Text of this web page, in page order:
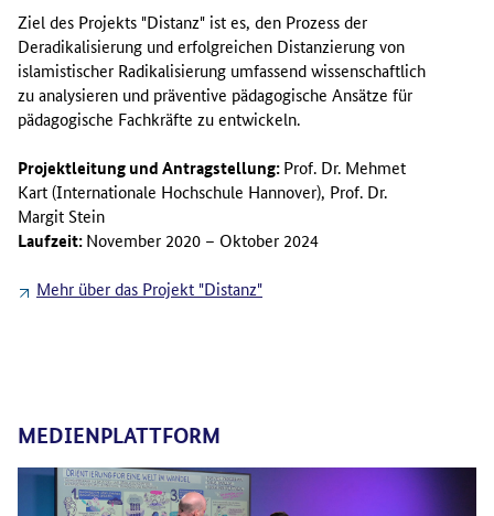
Ziel des Projekts "Distanz" ist es, den Prozess der
Deradikalisierung und erfolgreichen Distanzierung von
islamistischer Radikalisierung umfassend wissenschaftlich
zu analysieren und präventive pädagogische Ansätze für
pädagogische Fachkräfte zu entwickeln.
Projektleitung und Antragstellung:Prof. Dr. Mehmet
Kart (Internationale Hochschule Hannover), Prof. Dr.
Margit Stein
Laufzeit:November 2020 – Oktober 2024
Mehr über das Projekt "Distanz"
MEDIENPLATTFORM